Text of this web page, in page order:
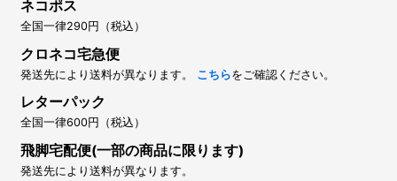
ネコポス
全国一律290円（税込）
クロネコ宅急便
発送先により送料が異なります。 こちらをご確認ください。
レターパック
全国一律600円（税込）
飛脚宅配便(一部の商品に限ります)
発送先により送料が異なります。